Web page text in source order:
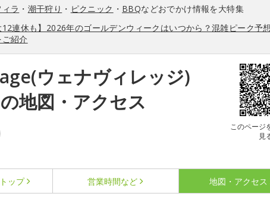
ラ ・ 潮干狩り ・ ピクニック ・ BBQなどおでかけ情報を大特集
12連休も】2026年のゴールデンウィークはいつから？混雑ピーク予
紹介
ウェナヴィレッジ)
地図・アクセス
このページ
見
トップ 営業時間など 地図・アクセス